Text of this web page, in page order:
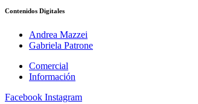
Contenidos Digitales
Andrea Mazzei
Gabriela Patrone
Comercial
Información
Facebook Instagram